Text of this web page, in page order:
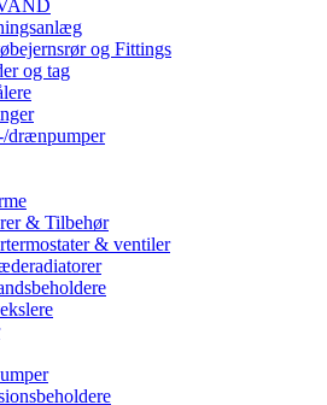
og Fittings
og tag
drænpumper
& Tilbehør
& ventiler